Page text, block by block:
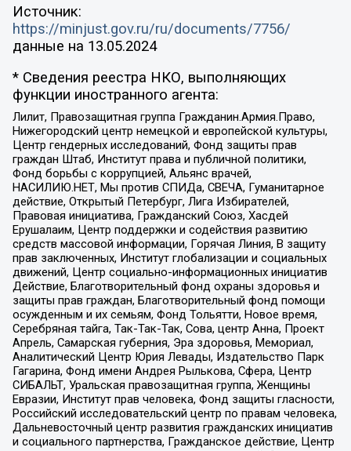
Источник:
https://minjust.gov.ru/ru/documents/7756/
данные на 13.05.2024
* Сведения реестра НКО, выполняющих
функции иностранного агента:
Лилит, Правозащитная группа Гражданин.Армия.Право,
Нижегородский центр немецкой и европейской культуры,
Центр гендерных исследований, Фонд защиты прав
граждан Штаб, Институт права и публичной политики,
Фонд борьбы с коррупцией, Альянс врачей,
НАСИЛИЮ.НЕТ, Мы против СПИДа, СВЕЧА, Гуманитарное
действие, Открытый Петербург, Лига Избирателей,
Правовая инициатива, Гражданский Союз, Хасдей
Ерушалаим, Центр поддержки и содействия развитию
средств массовой информации, Горячая Линия, В защиту
прав заключенных, Институт глобализации и социальных
движений, Центр социально-информационных инициатив
Действие, Благотворительный фонд охраны здоровья и
защиты прав граждан, Благотворительный фонд помощи
осужденным и их семьям, Фонд Тольятти, Новое время,
Серебряная тайга, Так-Так-Так, Сова, центр Анна, Проект
Апрель, Самарская губерния, Эра здоровья, Мемориал,
Аналитический Центр Юрия Левады, Издательство Парк
Гагарина, Фонд имени Андрея Рылькова, Сфера, Центр
СИБАЛЬТ, Уральская правозащитная группа, Женщины
Евразии, Институт прав человека, Фонд защиты гласности,
Российский исследовательский центр по правам человека,
Дальневосточный центр развития гражданских инициатив
и социального партнерства, Гражданское действие, Центр